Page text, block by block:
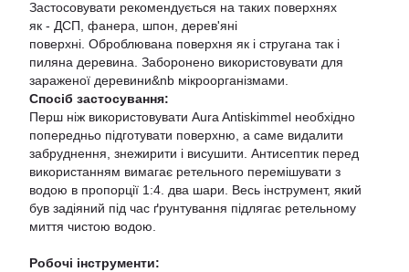
Застосовувати рекомендується на таких поверхнях
як - ДСП, фанера, шпон, дерев'яні
поверхні. Оброблювана поверхня як і стругана так і
пиляна деревина. Заборонено використовувати для
зараженої деревини&nb мікроорганізмами.
Спосіб застосування:
Перш ніж використовувати Aura Antiskimmel необхідно
попередньо підготувати поверхню, а саме видалити
забруднення, знежирити і висушити. Антисептик перед
використанням вимагає ретельного перемішувати з
водою в пропорції 1:4. два шари. Весь інструмент, який
був задіяний під час ґрунтування підлягає ретельному
миття чистою водою.
Робочі інструменти: